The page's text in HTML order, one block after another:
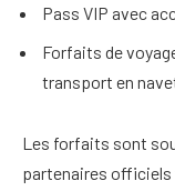
Pass VIP avec
Forfaits de
transport en
Les forfaits sont
partenaires officiels